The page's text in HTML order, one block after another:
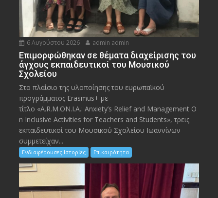
6 Αυγούστου 2026 admin admin
Eπιμορφώθηκαν σε θέματα διαχείρισης του
άγχους εκπαιδευτικοί του Μουσικού
Σχολείου
Στο πλαίσιο της υλοποίησης του ευρωπαϊκού
προγράμματος Erasmus+ με
τίτλο «A.R.M.ON.I.A.: Anxiety’s Relief and Management O
n Inclusive Activities for Teachers and Students», τρεις
εκπαιδευτικοί του Μουσικού Σχολείου Ιωαννίνων
συμμετείχαν...
Ενδιαφέρουσες Ιστορίες Επικαιρότητα